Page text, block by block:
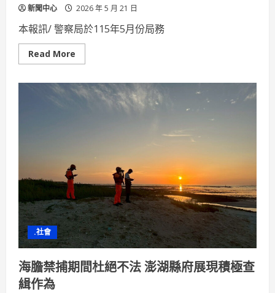
新聞中心 2026 年 5 月 21 日
本報訊/ 警察局於115年5月份局務
Read More
more
警
守
察
局
表
員
警
挽
救
民
眾
生
命
優
良
.社會
海膽禁捕期間杜絕不法 澎湖縣府展現積極查
緝作為